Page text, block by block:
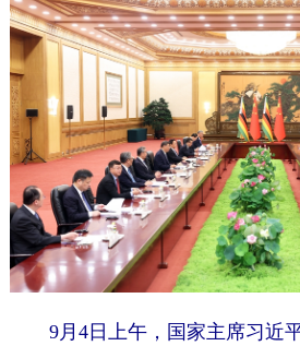
9月4日上午，国家主席习近